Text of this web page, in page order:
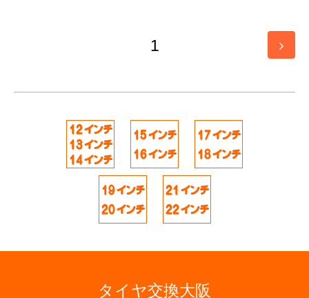
1
タイヤ交換大阪